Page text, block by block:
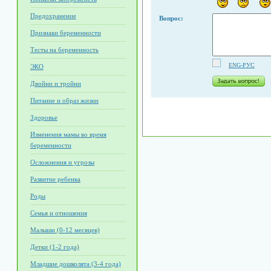
Предохранение
Признаки беременности
Тесты на беременность
ЭКО
Двойни и тройни
Питание и образ жизни
Здоровье
Изменения мамы во время
беременности
Осложнения и угрозы
Развитие ребенка
Роды
Семья и отношения
Малыши (0-12 месяцев)
Детки (1-2 года)
Младшие дошколята (3-4 года)
Вопрос:
ENG-РУС